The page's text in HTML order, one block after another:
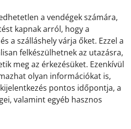
a vendégek számára,
kapnak arról, hogy a
a szálláshely várja őket. Ezzel a
felkészülhetnek az utazásra,
meg az érkezésüket. Ezenkívül
olyan információkat is,
pontos időpontja, a
valamint egyéb hasznos